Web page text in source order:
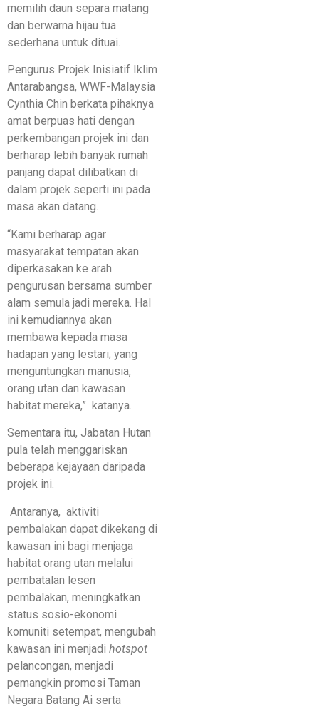
memilih daun separa matang
dan berwarna hijau tua
sederhana untuk dituai.
Pengurus Projek Inisiatif Iklim
Antarabangsa, WWF-Malaysia
Cynthia Chin berkata pihaknya
amat berpuas hati dengan
perkembangan projek ini dan
berharap lebih banyak rumah
panjang dapat dilibatkan di
dalam projek seperti ini pada
masa akan datang.
“Kami berharap agar
masyarakat tempatan akan
diperkasakan ke arah
pengurusan bersama sumber
alam semula jadi mereka. Hal
ini kemudiannya akan
membawa kepada masa
hadapan yang lestari; yang
menguntungkan manusia,
orang utan dan kawasan
habitat mereka,” katanya.
Sementara itu, Jabatan Hutan
pula telah menggariskan
beberapa kejayaan daripada
projek ini.
Antaranya, aktiviti
pembalakan dapat dikekang di
kawasan ini bagi menjaga
habitat orang utan melalui
pembatalan lesen
pembalakan, meningkatkan
status sosio-ekonomi
komuniti setempat, mengubah
kawasan ini menjadi hotspot
pelancongan, menjadi
pemangkin promosi Taman
Negara Batang Ai serta